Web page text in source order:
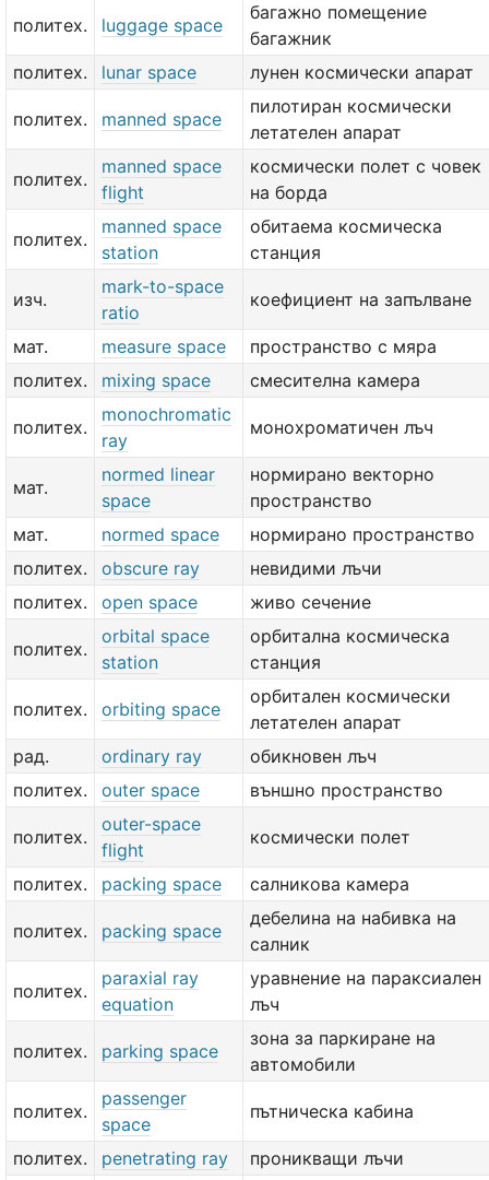
политех. luggage space
багажно помещение
багажник
политех.
lunar space лунен космически апарат
политех. manned space
пилотиран космически
летателен апарат
политех.
manned space
flight
космически полет с човек
на борда
политех.
manned space
station
обитаема космическа
станция
изч.
mark-to-space
ratio
коефициент на запълване
мат. measure space
пространство с мяра
политех.
mixing space смесителна камера
политех.
monochromatic
ray
монохроматичен лъч
мат.
normed linear
space
нормирано векторно
пространство
мат.
normed space
нормирано пространство
политех.
obscure ray
невидими лъчи
политех.
open space живо сечение
политех.
orbital space
station
орбитална космическа
станция
политех. orbiting space
орбитален космически
летателен апарат
рад.
ordinary ray
обикновен лъч
политех.
outer space външно пространство
политех.
outer-space
flight
космически полет
политех. packing space салникова камера
политех. packing space
дебелина на набивка на
салник
политех.
paraxial ray
equation
уравнение на параксиален
лъч
политех. parking space
зона за паркиране на
автомобили
политех.
passenger
space
пътническа кабина
политех. penetrating ray проникващи лъчи